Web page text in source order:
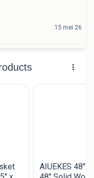
15 mei 26